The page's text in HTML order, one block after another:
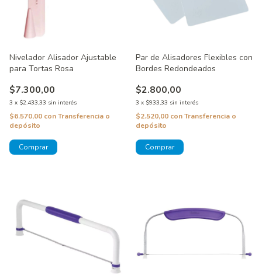
Nivelador Alisador Ajustable
para Tortas Rosa
$7.300,00
3 x $2.433,33 sin interés
$6.570,00 conTransferencia o
depósito
Par de Alisadores Flexibles con
Bordes Redondeados
$2.800,00
3 x $933,33 sin interés
$2.520,00 conTransferencia o
depósito